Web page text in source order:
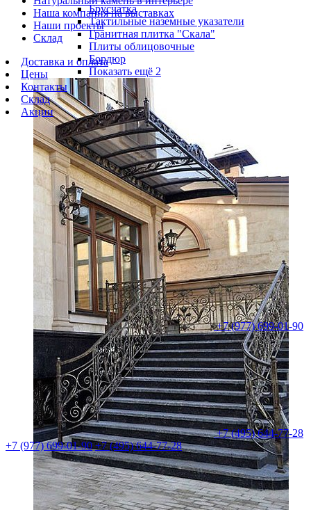
Брусчатка
Тактильные наземные указатели
Гранитная плитка "Скала"
Плиты облицовочные
Бордюр
Показать ещё 2
Наша компания на выставках
Наши проекты
Склад
Доставка и оплата
Цены
Контакты
Склад
Акции
+7 (977) 699-01-90
+7 (495) 644-77-28
+7 (977) 699-01-90 +7 (495) 644-77-28